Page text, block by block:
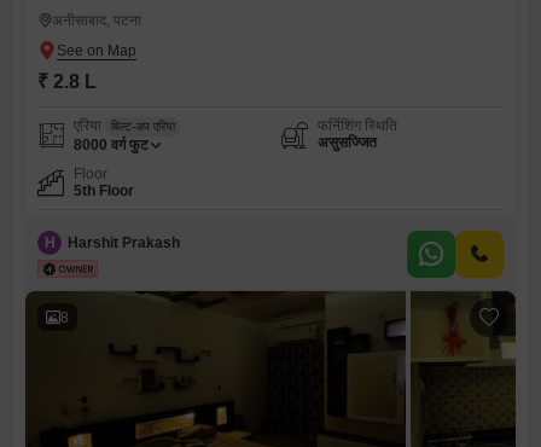
अनीसाबाद, पटना
₹ 2.8 L
एरिया बिल्ट-अप एरिया
8000 वर्ग फुट
फर्निशिंग स्थिति
असुसज्जित
Floor
5th Floor
H Harshit Prakash
8